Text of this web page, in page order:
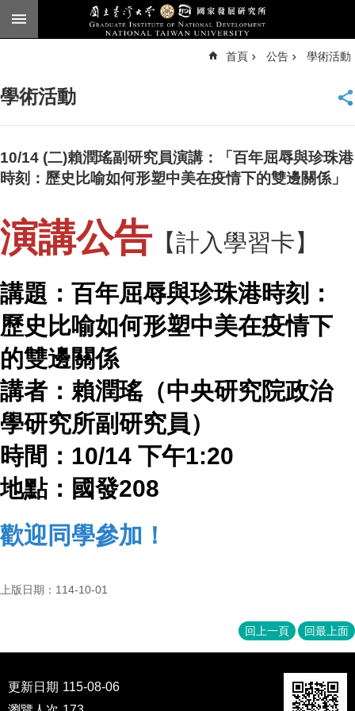
跳到主要內容區塊
臺
頁
English
告
本
簡
介
本
所
成
員
博
士
班
碩
士
在
班
研
國
首頁 公告 學術活動
學術活動
10/14 (二)賴潤瑤副研究員演講：「百年屈辱與珍珠港
時刻：歷史比喻如何形塑中美在疫情下的雙邊關係」
演講公告【計入學習卡】
講題：百年屈辱與珍珠港時刻：
歷史比喻如何形塑中美在疫情下
的雙邊關係
講者：賴潤瑤（中央研究院政治
學研究所副研究員）
時間： 10/14 下午1:20
地點：國發208
歡迎同學參加！
上版日期：114-10-01
回上一頁 回最上面
更新日期 115-08-06